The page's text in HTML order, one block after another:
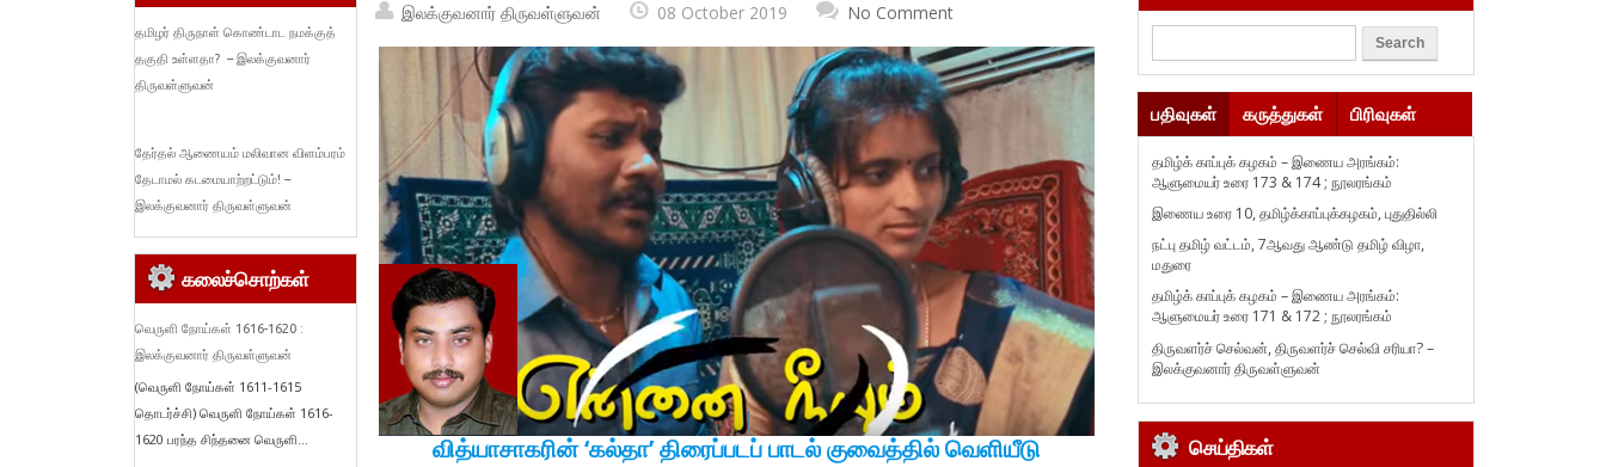
இலக்குவனார் திருவள்ளுவன் 08 October 2019 No Comment
வித்யாசாகரின் ‘கல்தா’ திரைப்படப் பாடல் குவைத்தில் வெளியீடு
தமிழர் திருநாள் கொண்டாட நமக்குத்
தகுதி உள்ளதா? – இலக்குவனார்
திருவள்ளுவன்
தேர்தல் ஆணையம் மலிவான விளம்பரம்
தேடாமல் கடமையாற்றட்டும்! –
இலக்குவனார் திருவள்ளுவன்
கலைச்சொற்கள்
வெருளி நோய்கள் 1616-1620 :
இலக்குவனார் திருவள்ளுவன்
(வெருளி நோய்கள் 1611-1615
தொடர்ச்சி) வெருளி நோய்கள் 1616-
1620 பரந்த சிந்தனை வெருளி...
பதிவுகள் கருத்துகள் பிரிவுகள்
தமிழ்க் காப்புக் கழகம் – இணைய அரங்கம்:
ஆளுமையர் உரை 173 & 174 ; நூலரங்கம்
இணைய உரை 10, தமிழ்க்காப்புக்கழகம், புதுதில்லி
நட்பு தமிழ் வட்டம், 7ஆவது ஆண்டு தமிழ் விழா,
மதுரை
தமிழ்க் காப்புக் கழகம் – இணைய அரங்கம்:
ஆளுமையர் உரை 171 & 172 ; நூலரங்கம்
திருவளர்ச் செல்வன், திருவளர்ச் செல்வி சரியா? –
இலக்குவனார் திருவள்ளுவன்
செய்திகள்